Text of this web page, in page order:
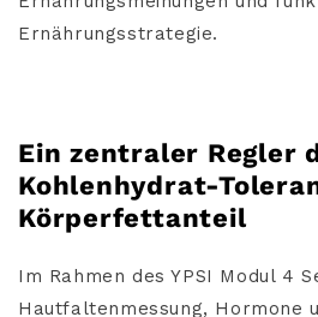
Ernährungsstrategie.
Ein zentraler Regler
Kohlenhydrat-
Körperfettanteil
Im Rahmen des YPSI Modul 4
Hautfaltenmessung, Hormone